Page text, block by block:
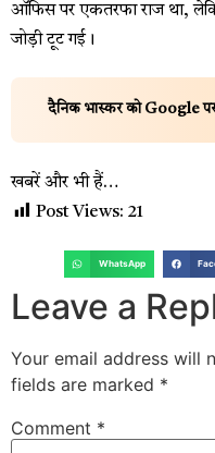
ऑफिस पर एकतरफा राज था,
जोड़ी टूट गई।
दैनिक भास्कर को Google पर
खबरें और भी हैं…
Post Views: 21
WhatsApp
Leave a
Your email address will
fields are marked *
Comment *